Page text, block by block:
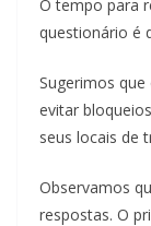
O tempo para
questionário é
Sugerimos
evitar
seus locais de
Observamos
respostas. O